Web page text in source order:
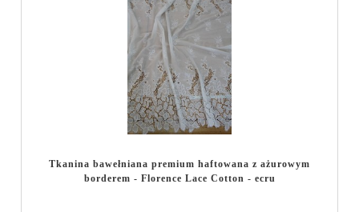
Tkanina bawełniana premium haftowana z ażurowym
borderem - Florence Lace Cotton - ecru